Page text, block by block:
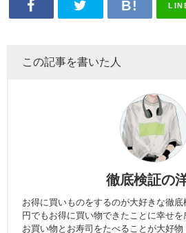
この記事を書いた人
徹底検証の
お得に買いものをするのが大好きな徹底
円でもお得に買い物できたことに幸せ
お買い物とお寿司をたべることが大好